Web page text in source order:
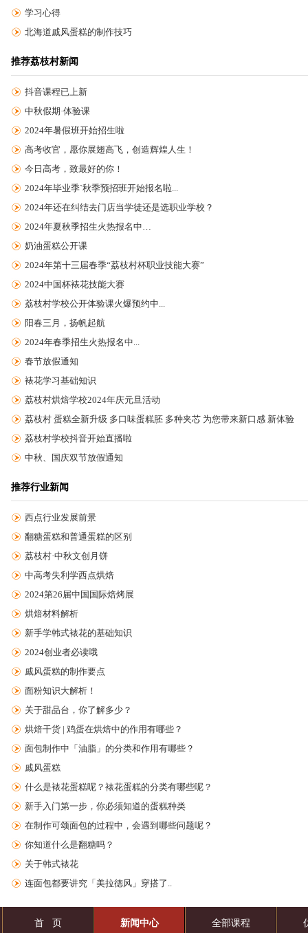
学习心得
北海道戚风蛋糕的制作技巧
推荐荔枝村新闻
抖音课程已上新
中秋假期·体验课
2024年暑假班开始招生啦
高考收官，愿你展翅高飞，创造辉煌人生！
今日高考，致最好的你！
2024年毕业季`秋季预招班开始报名啦...
2024年还在纠结去门店当学徒还是选职业学校？
2024年夏秋季招生火热报名中…
奶油蛋糕公开课
2024年第十三届春季“荔枝村杯职业技能大赛”
2024中国杯裱花技能大赛
荔枝村学校公开体验课火爆预约中...
阳春三月，扬帆起航
2024年春季招生火热报名中...
春节放假通知
裱花学习基础知识
荔枝村烘焙学校2024年庆元旦活动
荔枝村 蛋糕全新升级 多口味蛋糕胚 多种夹芯 为您带来新口感 新体验
荔枝村学校抖音开始直播啦
中秋、国庆双节放假通知
推荐行业新闻
西点行业发展前景
翻糖蛋糕和普通蛋糕的区别
荔枝村·中秋文创月饼
中高考失利学西点烘焙
2024第26届中国国际焙烤展
烘焙材料解析
新手学韩式裱花的基础知识
2024创业者必读哦
戚风蛋糕的制作要点
面粉知识大解析！
关于甜品台，你了解多少？
烘焙干货 | 鸡蛋在烘焙中的作用有哪些？
面包制作中「油脂」的分类和作用有哪些？
戚风蛋糕
什么是裱花蛋糕呢？裱花蛋糕的分类有哪些呢？
新手入门第一步，你必须知道的蛋糕种类
在制作可颂面包的过程中，会遇到哪些问题呢？
你知道什么是翻糖吗？
关于韩式裱花
连面包都要讲究「美拉德风」穿搭了..
全部课程
新闻中心
首 页